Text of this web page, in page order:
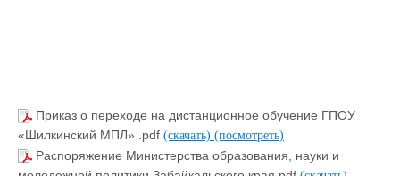
Приказ о переходе на дистанционное обучение ГПОУ
«Шилкинский МПЛ» .pdf (скачать) (посмотреть)
Распоряжение Министерства образования, науки и